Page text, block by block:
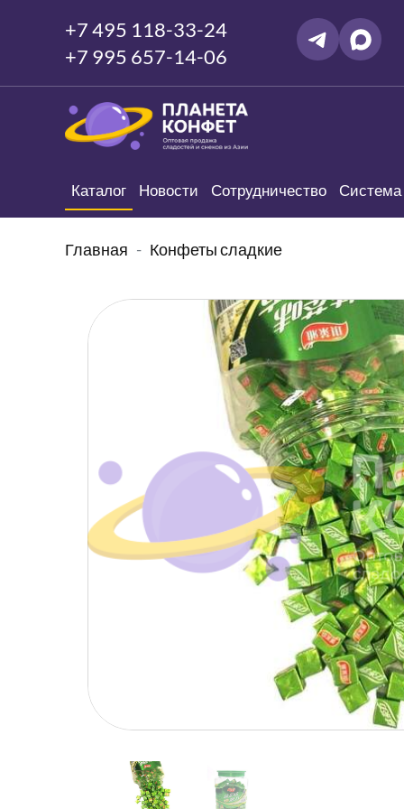
+7 495 118-33-24
+7 995 657-14-06
Каталог Новости Сотрудничество Система
Главная Конфеты сладкие